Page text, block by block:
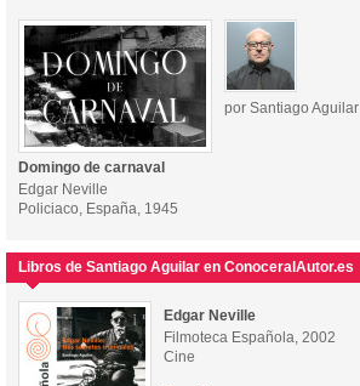
por Santiago Aguilar
Domingo de carnaval
Edgar Neville
Policiaco, España, 1945
Libros de Santiago Aguilar en ConoceralAutor.es
Edgar Neville
Filmoteca Española, 2002
Cine